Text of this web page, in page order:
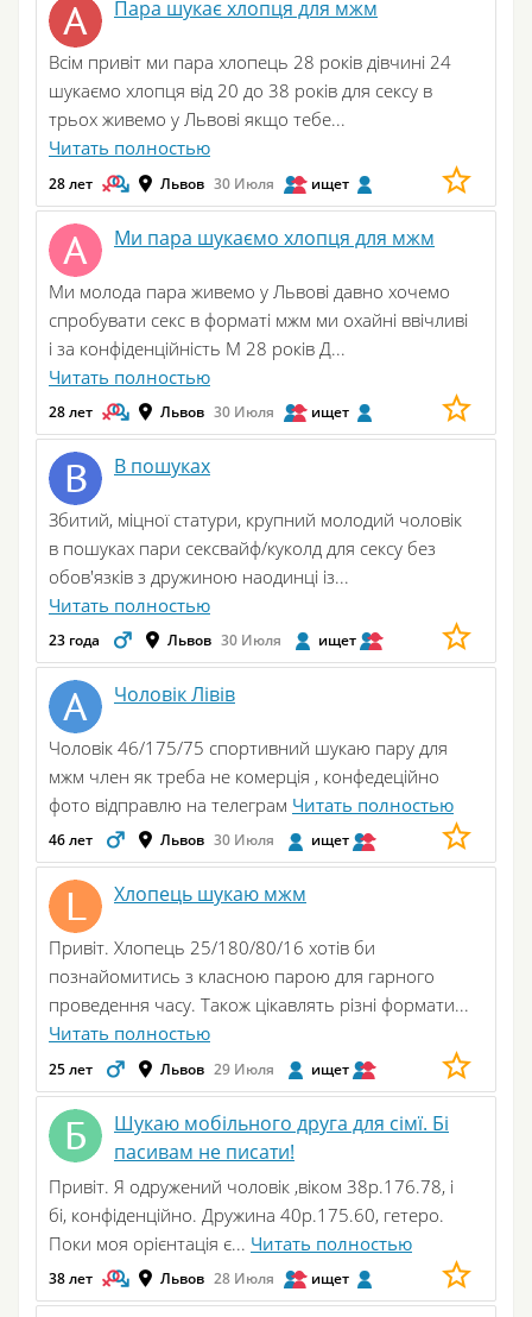
Пара шукає хлопця для мжм
Всім привіт ми пара хлопець 28 років дівчині 24
шукаємо хлопця від 20 до 38 років для сексу в
трьох живемо у Львові якщо тебе...
Читать полностью
28 лет Львов 30 Июля ищет
Ми пара шукаємо хлопця для мжм
Ми молода пара живемо у Львові давно хочемо
спробувати секс в форматі мжм ми охайні ввічливі
і за конфіденційність М 28 років Д...
Читать полностью
28 лет Львов 30 Июля ищет
В пошуках
Збитий, міцної статури, крупний молодий чоловік
в пошуках пари сексвайф/куколд для сексу без
обов'язків з дружиною наодинці із...
Читать полностью
23 года Львов 30 Июля ищет
Чоловік Лівів
Чоловік 46/175/75 спортивний шукаю пару для
мжм член як треба не комерція , конфедеційно
фото відправлю на телеграм Читать полностью
46 лет Львов 30 Июля ищет
Хлопець шукаю мжм
Привіт. Хлопець 25/180/80/16 хотів би
познайомитись з класною парою для гарного
проведення часу. Також цікавлять різні формати...
Читать полностью
25 лет Львов 29 Июля ищет
Шукаю мобільного друга для сімї. Бі
пасивам не писати!
Привіт. Я одружений чоловік ,віком 38р.176.78, і
бі, конфіденційно. Дружина 40р.175.60, гетеро.
Поки моя орієнтація є... Читать полностью
38 лет Львов 28 Июля ищет